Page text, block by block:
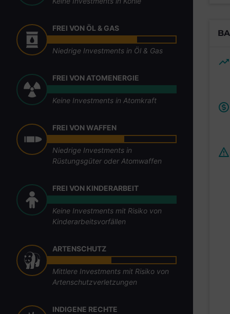
FREI VON ÖL & GAS
Niedrige Investments in Öl & Gas
FREI VON ATOMENERGIE
Keine Investments in Atomkraft
FREI VON WAFFEN
Niedrige Investments in
Rüstungsgüter oder Atomwaffen
FREI VON KINDERARBEIT
Keine Investments mit Risiko von
Kinderarbeitsvorfällen
ARTENSCHUTZ
Mittlere Investments mit Risiko von
Artenschutzverletzungen
INDIGENE RECHTE